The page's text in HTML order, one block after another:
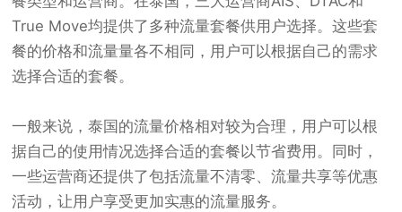
True Move均提供了多种流量套餐供用户选择。这些套
餐的价格和流量量各不相同，用户可以根据自己的需求
选择合适的套餐。
一般来说，泰国的流量价格相对较为合理，用户可以根
据自己的使用情况选择合适的套餐以节省费用。同时，
一些运营商还提供了包括流量不清零、流量共享等优惠
活动，让用户享受更加实惠的流量服务。